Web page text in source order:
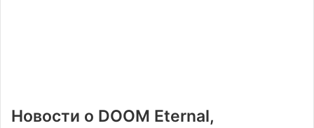
Новости о DOOM Eternal,